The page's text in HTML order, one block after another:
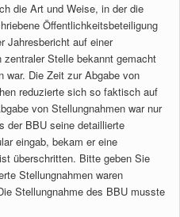
die Art und Weise, in der die
Öffentlichkeitsbeteiligung
Jahresbericht auf einer
Stelle bekannt gemacht
war. Die Zeit zur Abgabe von
reduzierte sich so faktisch auf
von Stellungnahmen war nur
der BBU seine detaillierte
eingab, bekam er eine
überschritten. Bitte geben Sie
Stellungnahmen waren
Stellungnahme des BBU musste